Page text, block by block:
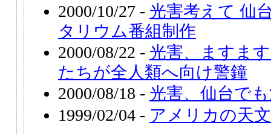
2000/10/27 - 光害考えて 仙
タリウム番組制作
2000/08/22 - 光害、ますま
たちが全人類へ向け警鐘
2000/08/18 - 光害、仙台で
1999/02/04 - アメリカの天